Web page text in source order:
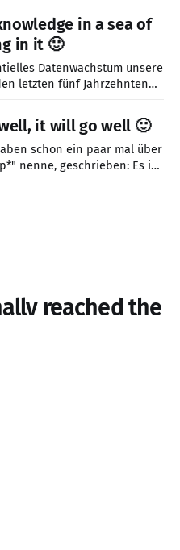
Rhetorik, die
pendelt.
als „revolutionär“
Die
in a sea of
in it 🙂
Datenwachstum unsere
Was noch in den 1970er
begann, ist heute zu
geworden: Das globale
gewachsen (man
it will go well 🙂
schon ein paar mal über
nenne, geschrieben: Es ist
effektiver Einsatz in
reached the